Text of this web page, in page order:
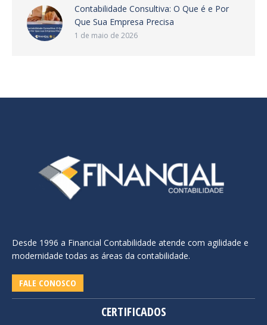
Contabilidade Consultiva: O Que é e Por
Que Sua Empresa Precisa
1 de maio de 2026
Desde 1996 a Financial Contabilidade atende com agilidade e
modernidade todas as áreas da contabilidade.
FALE CONOSCO
CERTIFICADOS